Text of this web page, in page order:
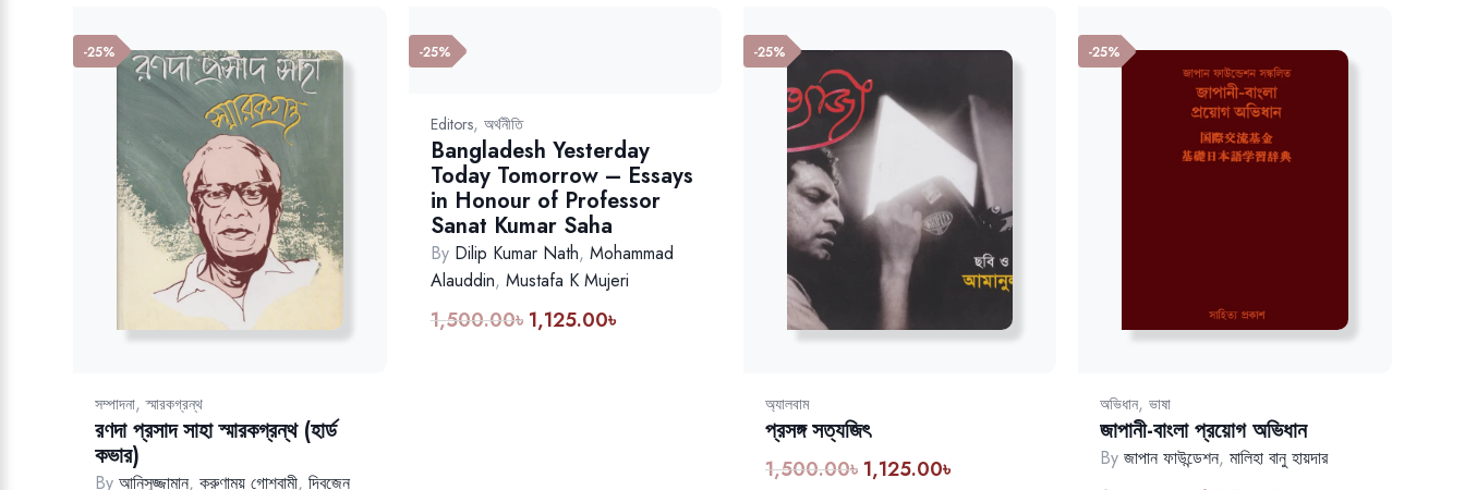
-25%
সম্পাদনা,স্মারকগ্রন্থ
রণদা প্রসাদ সাহা স্মারকগ্রন্থ (হার্ড
কভার)
Byআনিসুজ্জামান,করুণাময় গোশ্বামী,দ্বিজেন
-25%
Editors, অর্থনীতি
Bangladesh Yesterday
Today Tomorrow – Essays
in Honour of Professor
Sanat Kumar Saha
By Dilip Kumar Nath, Mohammad
Alauddin, Mustafa K Mujeri
1,500.00৳ Original
1,125.00৳Current
-25%
অ্যালবাম
প্রসঙ্গ সত্যজিৎ
1,500.00৳ Original
1,125.00৳Current
-25%
অভিধান,ভাষা
জাপানী-বাংলা প্রয়োগ অভিধান
Byজাপান ফাউন্ডেশন,মালিহা বানু হায়দার